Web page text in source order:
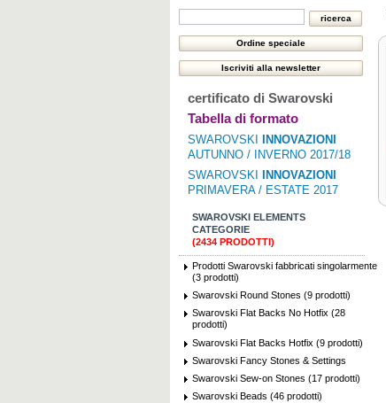
certificato di Swarovski
Tabella di formato
SWAROVSKI
INNOVAZIONI
AUTUNNO / INVERNO 2017/18
SWAROVSKI
INNOVAZIONI
PRIMAVERA / ESTATE 2017
SWAROVSKI ELEMENTS
CATEGORIE
(2434 PRODOTTI)
Prodotti Swarovski fabbricati singolarmente
(3 prodotti)
Swarovski Round Stones (9 prodotti)
Swarovski Flat Backs No Hotfix (28
prodotti)
Swarovski Flat Backs Hotfix (9 prodotti)
Swarovski Fancy Stones & Settings
Swarovski Sew-on Stones (17 prodotti)
Swarovski Beads (46 prodotti)